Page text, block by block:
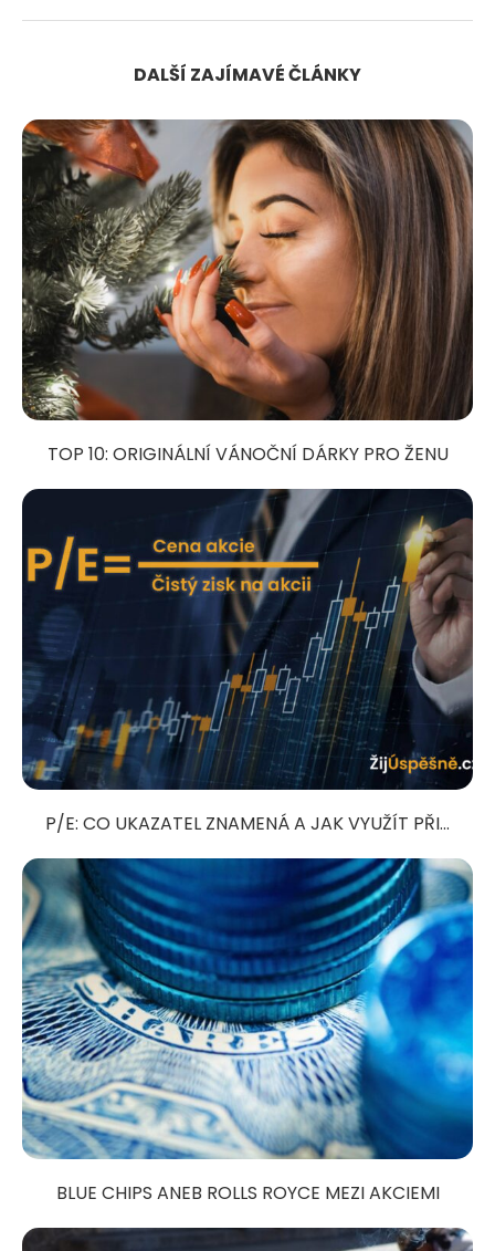
DALŠÍ ZAJÍMAVÉ ČLÁNKY
TOP 10: ORIGINÁLNÍ VÁNOČNÍ DÁRKY PRO ŽENU
P/E: CO UKAZATEL ZNAMENÁ A JAK VYUŽÍT PŘI...
BLUE CHIPS ANEB ROLLS ROYCE MEZI AKCIEMI